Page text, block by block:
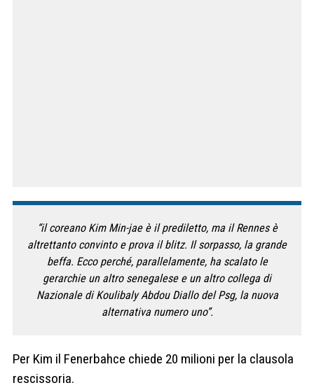
“il coreano Kim Min-jae è il prediletto, ma il Rennes è
altrettanto convinto e prova il blitz. Il sorpasso, la grande
beffa. Ecco perché, parallelamente, ha scalato le
gerarchie un altro senegalese e un altro collega di
Nazionale di Koulibaly Abdou Diallo del Psg, la nuova
alternativa numero uno”.
Per Kim il Fenerbahce chiede 20 milioni per la clausola
rescissoria.